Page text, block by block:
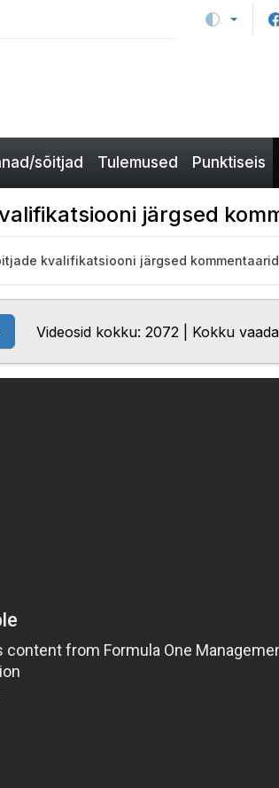
sõitjad Tulemused Punktiseis
järgsed
kvalifikatsiooni järgsed kommentaarid
Videosid kokku: 2072 | Kokku